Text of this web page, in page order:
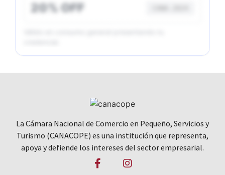
20% OFF
Inicia sesión o únete para desbloquear este beneficio.
La Cámara Nacional de Comercio en Pequeño, Servicios y
Turismo (CANACOPE) es una institución que representa,
apoya y defiende los intereses del sector empresarial.